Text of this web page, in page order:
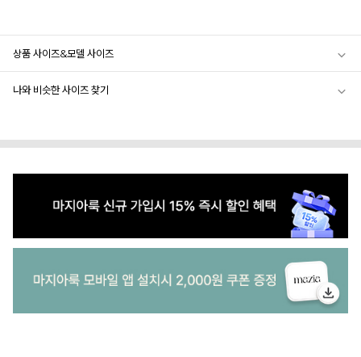
상품 사이즈&모델 사이즈
나와 비슷한 사이즈 찾기